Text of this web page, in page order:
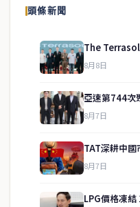
頭條新聞
The Terrasol
8月8日
亞速第744次
8月7日
TAT深耕中
8月7日
LPG價格凍